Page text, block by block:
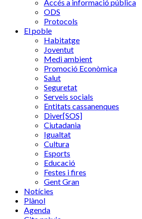
Accés a informació pública
ODS
Protocols
El poble
Habitatge
Joventut
Medi ambient
Promoció Econòmica
Salut
Seguretat
Serveis socials
Entitats cassanenques
Diver[SOS]
Ciutadania
Igualtat
Cultura
Esports
Educació
Festes i fires
Gent Gran
Notícies
Plànol
Agenda